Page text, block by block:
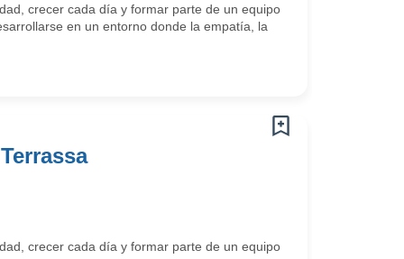
crecer cada día y formar parte de un equipo
en un entorno donde la empatía, la
crecer cada día y formar parte de un equipo